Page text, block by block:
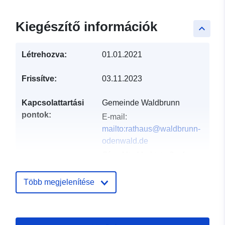
keyboard_arrow_up
Kiegészítő információk
Létrehozva: 01.01.2021
Frissítve: 03.11.2023
Kapcsolattartási
pontok:
Gemeinde Waldbrunn
E-mail:
mailto:rathaus@waldbrunn-
odenwald.de
Deutschland
URL:
Több megjelenítése